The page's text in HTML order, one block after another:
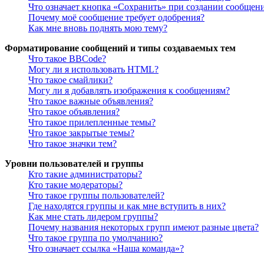
Что означает кнопка «Сохранить» при создании
Почему моё сообщение требует одобрения?
Как мне вновь поднять мою тему?
Форматирование сообщений и типы создаваемых тем
Что такое BBCode?
Могу ли я использовать HTML?
Что такое смайлики?
Могу ли я добавлять изображения к сообщениям?
Что такое важные объявления?
Что такое объявления?
Что такое прилепленные темы?
Что такое закрытые темы?
Что такое значки тем?
Уровни пользователей и группы
Кто такие администраторы?
Кто такие модераторы?
Что такое группы пользователей?
Где находятся группы и как мне вступить в них?
Как мне стать лидером группы?
Почему названия некоторых групп имеют разные цвета?
Что такое группа по умолчанию?
Что означает ссылка «Наша команда»?